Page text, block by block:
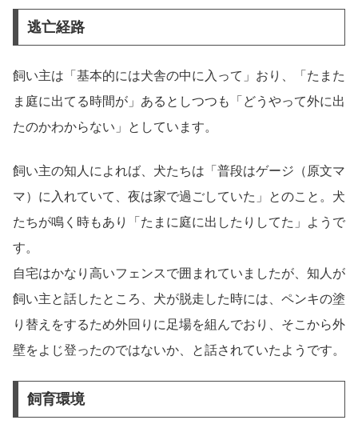
逃亡経路
飼い主は「基本的には犬舎の中に入って」おり、「たまた
ま庭に出てる時間が」あるとしつつも「どうやって外に出
たのかわからない」としています。
飼い主の知人によれば、犬たちは「普段はゲージ（原文マ
マ）に入れていて、夜は家で過ごしていた」とのこと。犬
たちが鳴く時もあり「たまに庭に出したりしてた」ようで
す。
自宅はかなり高いフェンスで囲まれていましたが、知人が
飼い主と話したところ、犬が脱走した時には、ペンキの塗
り替えをするため外回りに足場を組んでおり、そこから外
壁をよじ登ったのではないか、と話されていたようです。
飼育環境